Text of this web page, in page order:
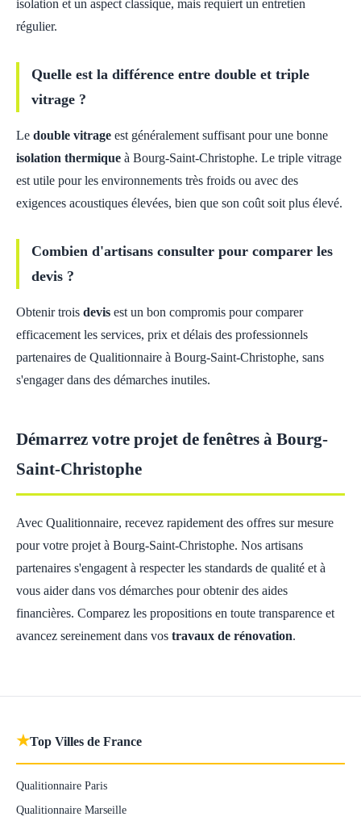
isolation et un aspect classique, mais requiert un entretien
régulier.
Quelle est la différence entre double et triple
vitrage ?
Le double vitrage est généralement suffisant pour une bonne
isolation thermique à Bourg-Saint-Christophe. Le triple vitrage
est utile pour les environnements très froids ou avec des
exigences acoustiques élevées, bien que son coût soit plus élevé.
Combien d'artisans consulter pour comparer les
devis ?
Obtenir trois devis est un bon compromis pour comparer
efficacement les services, prix et délais des professionnels
partenaires de Qualitionnaire à Bourg-Saint-Christophe, sans
s'engager dans des démarches inutiles.
Démarrez votre projet de fenêtres à Bourg-
Saint-Christophe
Avec Qualitionnaire, recevez rapidement des offres sur mesure
pour votre projet à Bourg-Saint-Christophe. Nos artisans
partenaires s'engagent à respecter les standards de qualité et à
vous aider dans vos démarches pour obtenir des aides
financières. Comparez les propositions en toute transparence et
avancez sereinement dans vos travaux de rénovation.
★Top Villes de France
Qualitionnaire Paris
Qualitionnaire Marseille